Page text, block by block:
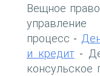
Вещное право
управление
процесс -
и кредит-
консульское